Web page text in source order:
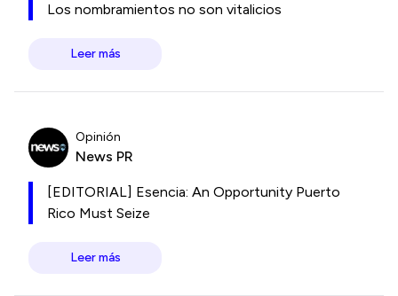
Los nombramientos no son vitalicios
Leer más
Opinión
News PR
[EDITORIAL] Esencia: An Opportunity Puerto
Rico Must Seize
Leer más